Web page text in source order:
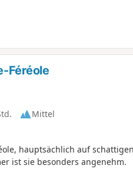
Féréole
Mittel
hauptsächlich auf
ist sie besonders angenehm.